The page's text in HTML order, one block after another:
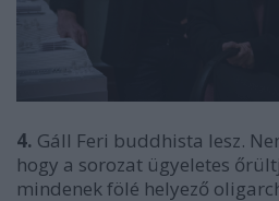
4. Gáll Feri buddhista lesz.
hogy a sorozat ügyeletes
mindenek fölé helyező